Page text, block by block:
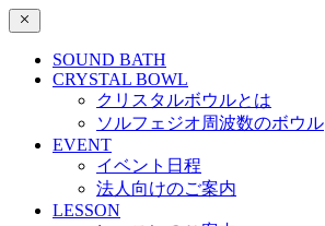
SOUND BATH
CRYSTAL BOWL
クリスタルボウルとは
ソルフェジオ周波数のボウル
EVENT
イベント日程
法人向けのご案内
LESSON